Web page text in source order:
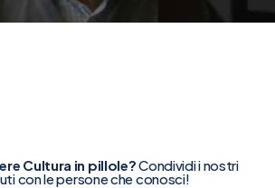
Cultura in pillole?Condividi i nostri
con le persone che conosci!